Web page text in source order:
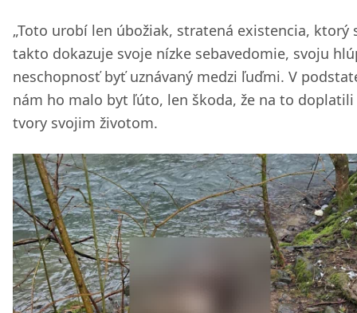
„Toto urobí len úbožiak, stratená existencia, ktorý
takto dokazuje svoje nízke sebavedomie, svoju
neschopnosť byť uznávaný medzi ľuďmi. V
nám ho malo byt ľúto, len škoda, že na to doplatili
tvory svojim životom.